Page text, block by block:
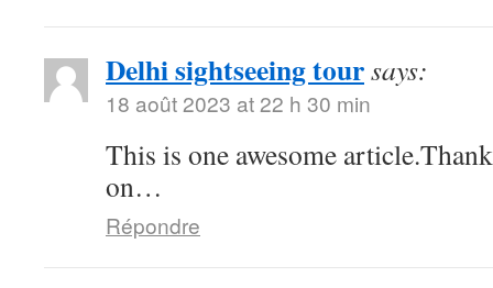
Delhi sightseeing toursays:
18 août 2023 at 22 h 30 min
This is one awesome
on…
Répondre